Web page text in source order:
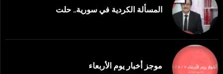
المسألة الكردية في سورية.. حلت
موجز أخبار يوم الأربعاء